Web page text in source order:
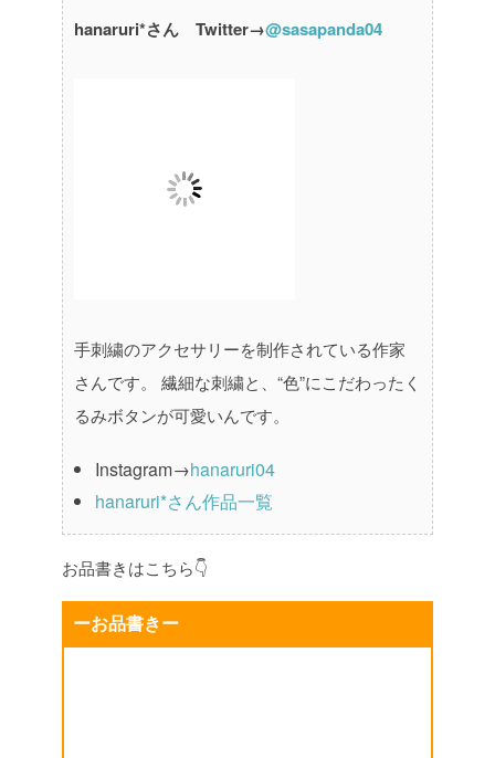
hanaruri*さん Twitter→@sasapanda04
手刺繍のアクセサリーを制作されている作家
さんです。
繊細な刺繍と、“色”にこだわったく
るみボタンが可愛いんです。
Instagram→hanaruri04
hanaruri*さん作品一覧
お品書きはこちら👇
ーお品書きー